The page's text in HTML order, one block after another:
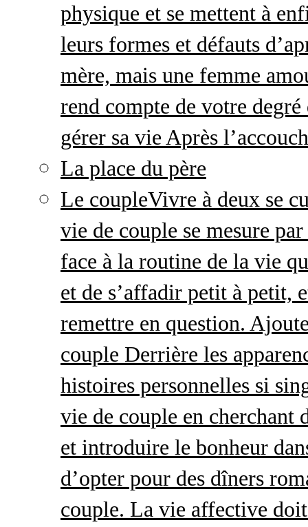
physique et se mettent à
leurs formes et défauts
mère, mais une femme
rend compte de votre
gérer sa vie Après
La place du père
Le coupleVivre à deux se
vie de couple se mesure
face à la routine de la vie
et de s’affadir petit à petit,
remettre en question.
couple Derrière les
histoires personnelles si
vie de couple en cherchant
et introduire le bonheur
d’opter pour des dîners
couple. La vie affective